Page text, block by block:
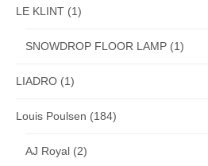
LE KLINT (1)
SNOWDROP FLOOR LAMP (1)
LIADRO (1)
Louis Poulsen (184)
AJ Royal (2)